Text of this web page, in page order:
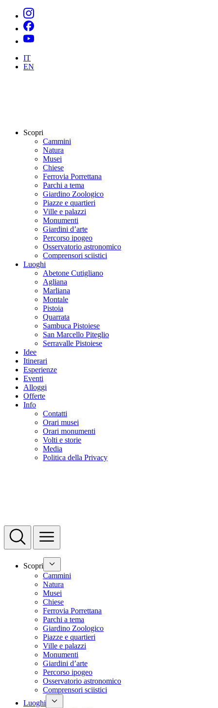
IT
EN
Scopri
Cammini
Natura
Musei
Chiese
Ferrovia Porrettana
Parchi a tema
Giardino Zoologico
Piazze e quartieri
Ville e palazzi
Monumenti
Giardini d’arte
Percorso ipogeo
Osservatorio astronomico
Comprensori sciistici
Luoghi
Abetone Cutigliano
Agliana
Marliana
Montale
Pistoia
Quarrata
Sambuca Pistoiese
San Marcello Piteglio
Serravalle Pistoiese
Idee
Itinerari
Esperienze
Eventi
Alloggi
Offerte
Info
Contatti
Orari musei
Orari monumenti
Volti e storie
Media
Politica della Privacy
Scopri
Cammini
Natura
Musei
Chiese
Ferrovia Porrettana
Parchi a tema
Giardino Zoologico
Piazze e quartieri
Ville e palazzi
Monumenti
Giardini d’arte
Percorso ipogeo
Osservatorio astronomico
Comprensori sciistici
Luoghi